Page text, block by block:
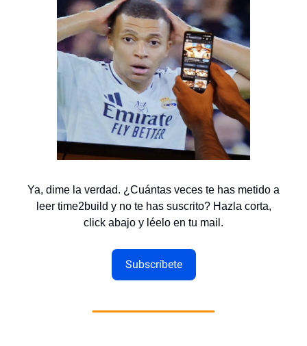
Ya, dime la verdad. ¿Cuántas veces te has metido a
leer time2build y no te has suscrito? Hazla corta,
click abajo y léelo en tu mail.
Subscríbete